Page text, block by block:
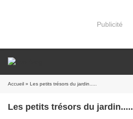
Publicité
Accueil » Les petits trésors du jardin.....
Les petits trésors du jardin.....